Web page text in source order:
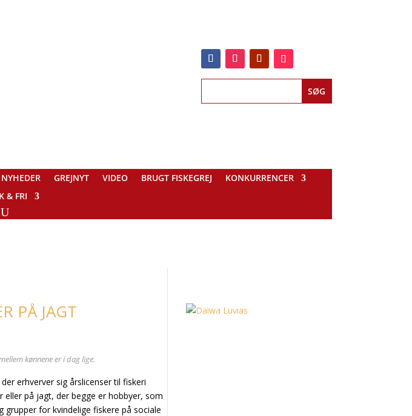
NYHEDER GREJNYT VIDEO BRUGT FISKEGREJ
KONKURRENCER
& FRI
PÅ JAGT
kønnene er i dag lige.
erhverver sig årslicenser til fiskeri
eller på jagt, der begge er hobbyer, som
for kvindelige fiskere på sociale